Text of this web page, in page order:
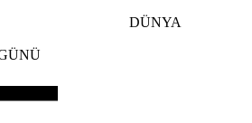
DÜNYA